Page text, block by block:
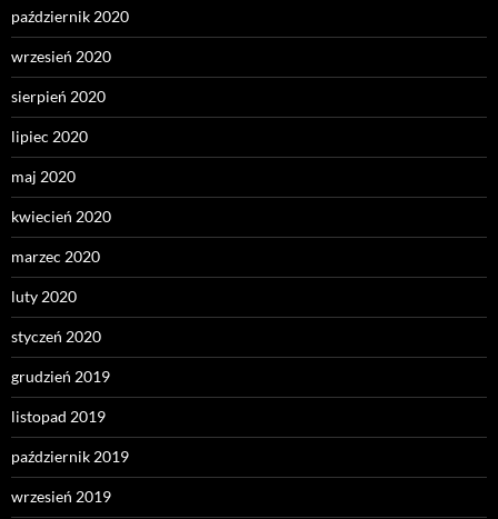
październik 2020
wrzesień 2020
sierpień 2020
lipiec 2020
maj 2020
kwiecień 2020
marzec 2020
luty 2020
styczeń 2020
grudzień 2019
listopad 2019
październik 2019
wrzesień 2019